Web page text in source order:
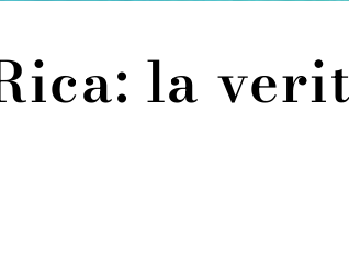
la